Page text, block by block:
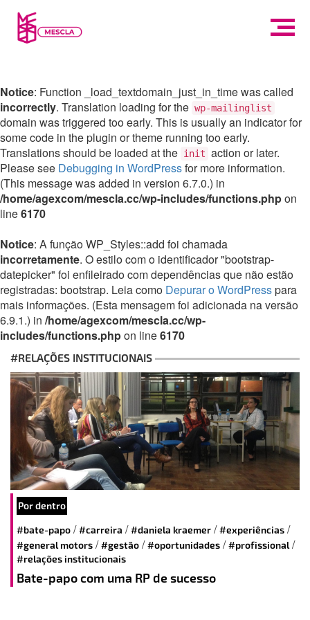
Notice: Function _load_textdomain_just_in_time was called
incorrectly. Translation loading for the wp-mailinglist
domain was triggered too early. This is usually an indicator for
some code in the plugin or theme running too early.
Translations should be loaded at the init action or later.
Please see Debugging in WordPressfor more information.
(This message was added in version 6.7.0.) in
/home/agexcom/mescla.cc/wp-includes/functions.phpon
line6170
Notice: A função WP_Styles::add foi chamada
incorretamente. O estilo com o identificador "bootstrap-
datepicker" foi enfileirado com dependências que não estão
registradas: bootstrap. Leia como Depurar o WordPresspara
mais informações. (Esta mensagem foi adicionada na versão
6.9.1.) in /home/agexcom/mescla.cc/wp-
includes/functions.phpon line6170
#RELAÇÕES INSTITUCIONAIS
Por dentro
#bate-papo /#carreira /#daniela kraemer /#experiências /
#general motors /#gestão /#oportunidades /#profissional/
#relações institucionais
Bate-papo com uma RP de sucesso